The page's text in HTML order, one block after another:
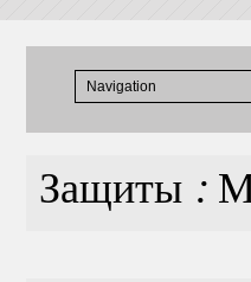
Защиты :